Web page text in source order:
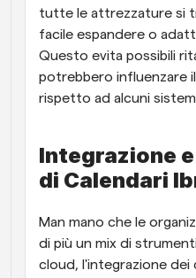
tutte le attrezzature si
facile espandere o
Questo evita possibili
potrebbero influenzare
rispetto ad alcuni
Integrazione
di Calendari
Man mano che le
di più un mix di
cloud, l'integrazione dei